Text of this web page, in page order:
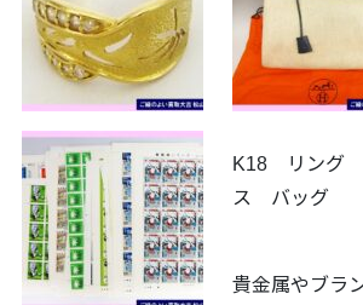
K18 リ
ス バッグ
貴金属やブラ